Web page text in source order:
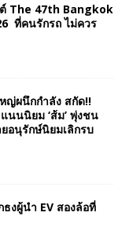
The 47th Bangkok
ที่คนรักรถ ไม่ควร
ญ่ผนึกกำลัง สกัด!!
นนนิยม ‘ส้ม’ พุ่งชน
อนุรักษ์นิยมเลิกรบ
งผู้นำ EV สองล้อที่